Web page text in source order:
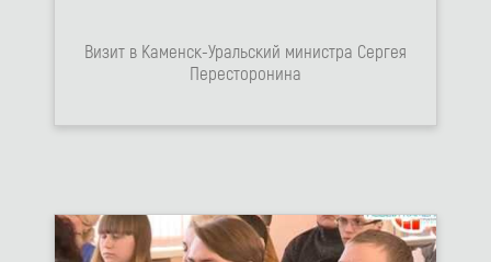
Визит в Каменск-Уральский министра Сергея
Пересторонина